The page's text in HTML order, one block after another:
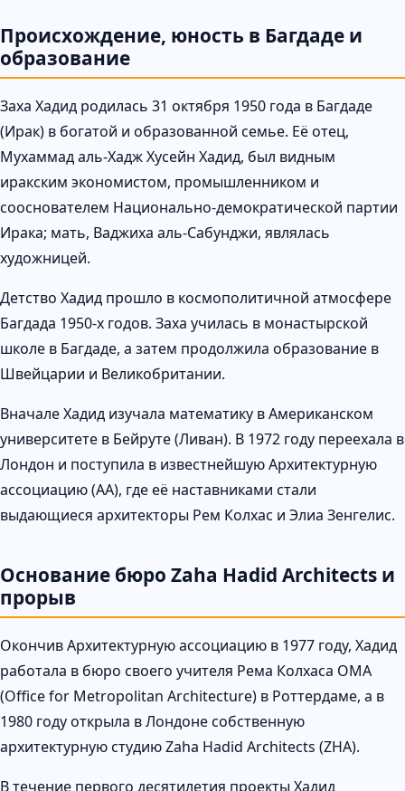
Происхождение, юность в Багдаде и
образование
Заха Хадид родилась 31 октября 1950 года в Багдаде
(Ирак) в богатой и образованной семье. Её отец,
Мухаммад аль-Хадж Хусейн Хадид, был видным
иракским экономистом, промышленником и
сооснователем Национально-демократической партии
Ирака; мать, Ваджиха аль-Сабунджи, являлась
художницей.
Детство Хадид прошло в космополитичной атмосфере
Багдада 1950-х годов. Заха училась в монастырской
школе в Багдаде, а затем продолжила образование в
Швейцарии и Великобритании.
Вначале Хадид изучала математику в Американском
университете в Бейруте (Ливан). В 1972 году переехала в
Лондон и поступила в известнейшую Архитектурную
ассоциацию (AA), где её наставниками стали
выдающиеся архитекторы Рем Колхас и Элиа Зенгелис.
Основание бюро Zaha Hadid Architects и
прорыв
Окончив Архитектурную ассоциацию в 1977 году, Хадид
работала в бюро своего учителя Рема Колхаса OMA
(Office for Metropolitan Architecture) в Роттердаме, а в
1980 году открыла в Лондоне собственную
архитектурную студию Zaha Hadid Architects (ZHA).
В течение первого десятилетия проекты Хадид